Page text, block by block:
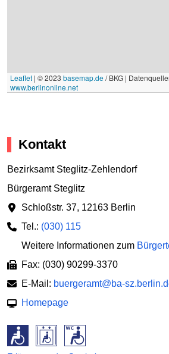
Leaflet | © 2023 basemap.de/ BKG |
www.berlinonline.net
Kontakt
Bezirksamt Steglitz-Zehlendorf
Bürgeramt Steglitz
Schloßstr. 37, 12163 Berlin
Tel.: (030) 115
Weitere Informationen zum
Fax: (030) 90299-3370
E-Mail: buergeramt@ba-
Homepage